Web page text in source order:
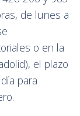
de lunes a
o en la
el plazo
para